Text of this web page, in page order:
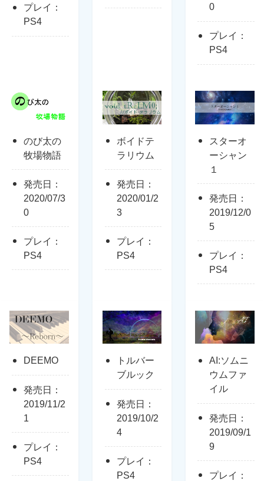
プレイ：
PS4
0
プレイ：
PS4
のび太の
牧場物語
発売日：
2020/07/3
0
プレイ：
PS4
ボイドテ
ラリウム
発売日：
2020/01/2
3
プレイ：
PS4
スターオ
ーシャン
１
発売日：
2019/12/0
5
プレイ：
PS4
DEEMO
発売日：
2019/11/2
1
プレイ：
PS4
トルバー
ブルック
発売日：
2019/10/2
4
プレイ：
PS4
AI:ソムニ
ウムファ
イル
発売日：
2019/09/1
9
プレイ：